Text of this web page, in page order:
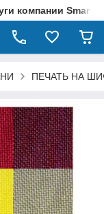
компании
ПЕЧАТЬ НА